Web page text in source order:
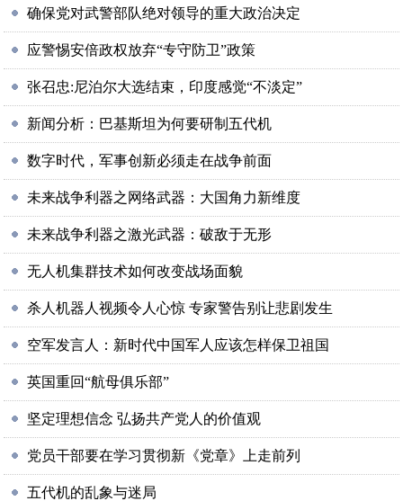
确保党对武警部队绝对领导的重大政治决定
应警惕安倍政权放弃“专守防卫”政策
张召忠:尼泊尔大选结束，印度感觉“不淡定”
新闻分析：巴基斯坦为何要研制五代机
数字时代，军事创新必须走在战争前面
未来战争利器之网络武器：大国角力新维度
未来战争利器之激光武器：破敌于无形
无人机集群技术如何改变战场面貌
杀人机器人视频令人心惊 专家警告别让悲剧发生
空军发言人：新时代中国军人应该怎样保卫祖国
英国重回“航母俱乐部”
坚定理想信念 弘扬共产党人的价值观
党员干部要在学习贯彻新《党章》上走前列
五代机的乱象与迷局